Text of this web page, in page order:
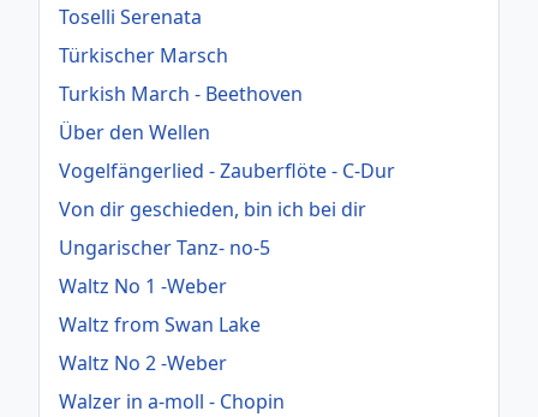
Toselli Serenata
Türkischer Marsch
Turkish March - Beethoven
Über den Wellen
Vogelfängerlied - Zauberflöte - C-Dur
Von dir geschieden, bin ich bei dir
Ungarischer Tanz- no-5
Waltz No 1 -Weber
Waltz from Swan Lake
Waltz No 2 -Weber
Walzer in a-moll - Chopin